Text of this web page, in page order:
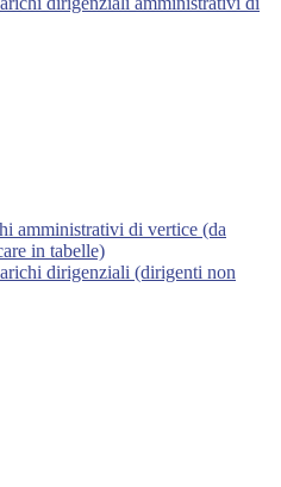
amministrativi di vertice (da
in tabelle)
dirigenziali (dirigenti non